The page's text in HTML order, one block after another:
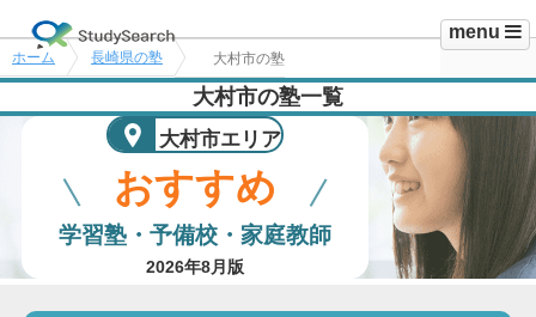
menu
ホーム 長崎県の塾 大村市の塾
大村市の塾一覧
大村市エリア
おすすめ
学習塾・予備校・家庭教師
2026年8月版